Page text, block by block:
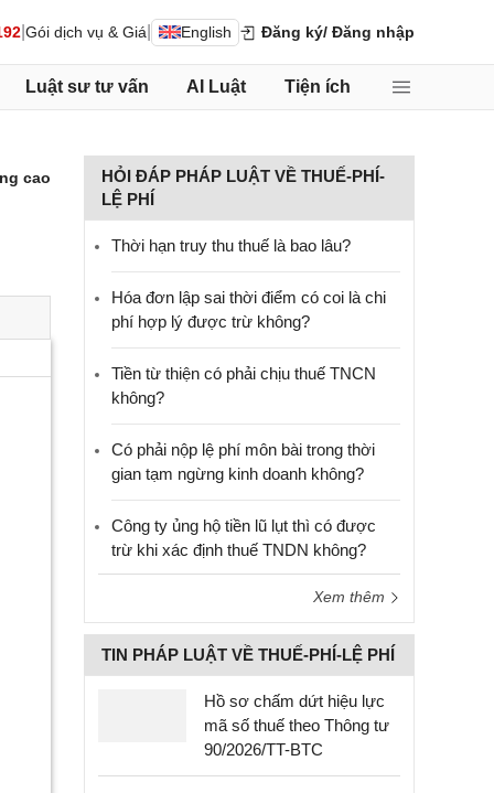
Gói dịch vụ & Giá English Đăng ký/ Đăng nhập
Luật sư tư vấn AI Luật Tiện ích
cao
HỎI ĐÁP PHÁP LUẬT VỀ THUẾ-PHÍ-
LỆ PHÍ
Thời hạn truy thu thuế là bao lâu?
Hóa đơn lập sai thời điểm có coi là chi
phí hợp lý được trừ không?
Tiền từ thiện có phải chịu thuế TNCN
không?
Có phải nộp lệ phí môn bài trong thời
gian tạm ngừng kinh doanh không?
Công ty ủng hộ tiền lũ lụt thì có được
trừ khi xác định thuế TNDN không?
Xem thêm
TIN PHÁP LUẬT VỀ THUẾ-PHÍ-LỆ PHÍ
Hồ sơ chấm dứt hiệu lực
mã số thuế theo Thông tư
90/2026/TT-BTC